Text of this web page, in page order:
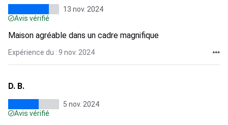
13 nov. 2024
Avis vérifié
Maison agréable dans un cadre magnifique
Expérience du : 9 nov. 2024
D. B.
5 nov. 2024
Avis vérifié